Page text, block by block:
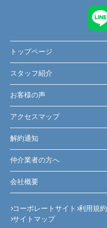
トップページ
スタッフ紹介
お客様の声
アクセスマップ
解約通知
仲介業者の方へ
会社概要
コーポレートサイト 利用規約
サイトマップ